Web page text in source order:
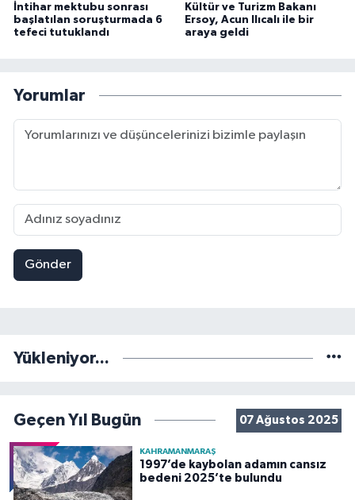
İntihar mektubu sonrası
başlatılan soruşturmada 6
tefeci tutuklandı
Kültür ve Turizm Bakanı
Ersoy, Acun Ilıcalı ile bir
araya geldi
Yorumlar
Gönder
Yükleniyor...
Geçen Yıl Bugün 07 Ağustos 2025
KAHRAMANMARAŞ
1997’de kaybolan adamın cansız
bedeni 2025’te bulundu